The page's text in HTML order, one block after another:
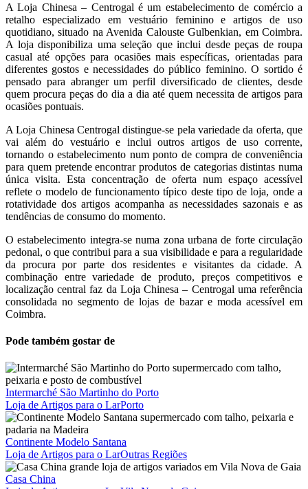
A Loja Chinesa – Centrogal é um estabelecimento de comércio a
retalho especializado em vestuário feminino e artigos de uso
quotidiano, situado na Avenida Calouste Gulbenkian, em Coimbra.
A loja disponibiliza uma seleção que inclui desde peças de roupa
casual até opções para ocasiões mais específicas, orientadas para
diferentes gostos e necessidades do público feminino. O sortido é
pensado para abranger um perfil diversificado de clientes, desde
quem procura peças do dia a dia até quem necessita de artigos para
ocasiões pontuais.
A Loja Chinesa Centrogal distingue-se pela variedade da oferta, que
vai além do vestuário e inclui outros artigos de uso corrente,
tornando o estabelecimento num ponto de compra de conveniência
para quem pretende encontrar produtos de categorias distintas numa
única visita. Esta concentração de oferta num espaço acessível
reflete o modelo de funcionamento típico deste tipo de loja, onde a
rotatividade dos artigos acompanha as necessidades sazonais e as
tendências de consumo do momento.
O estabelecimento integra-se numa zona urbana de forte circulação
pedonal, o que contribui para a sua visibilidade e para a regularidade
da procura por parte dos residentes e visitantes da cidade. A
combinação entre variedade de produto, preços competitivos e
localização central faz da Loja Chinesa – Centrogal uma referência
consolidada no segmento de lojas de bazar e moda acessível em
Coimbra.
Pode também gostar de
Intermarché São Martinho do Porto
Loja de Artigos para o LarPorto
Continente Modelo Santana
Loja de Artigos para o LarOutras Regiões
Casa China